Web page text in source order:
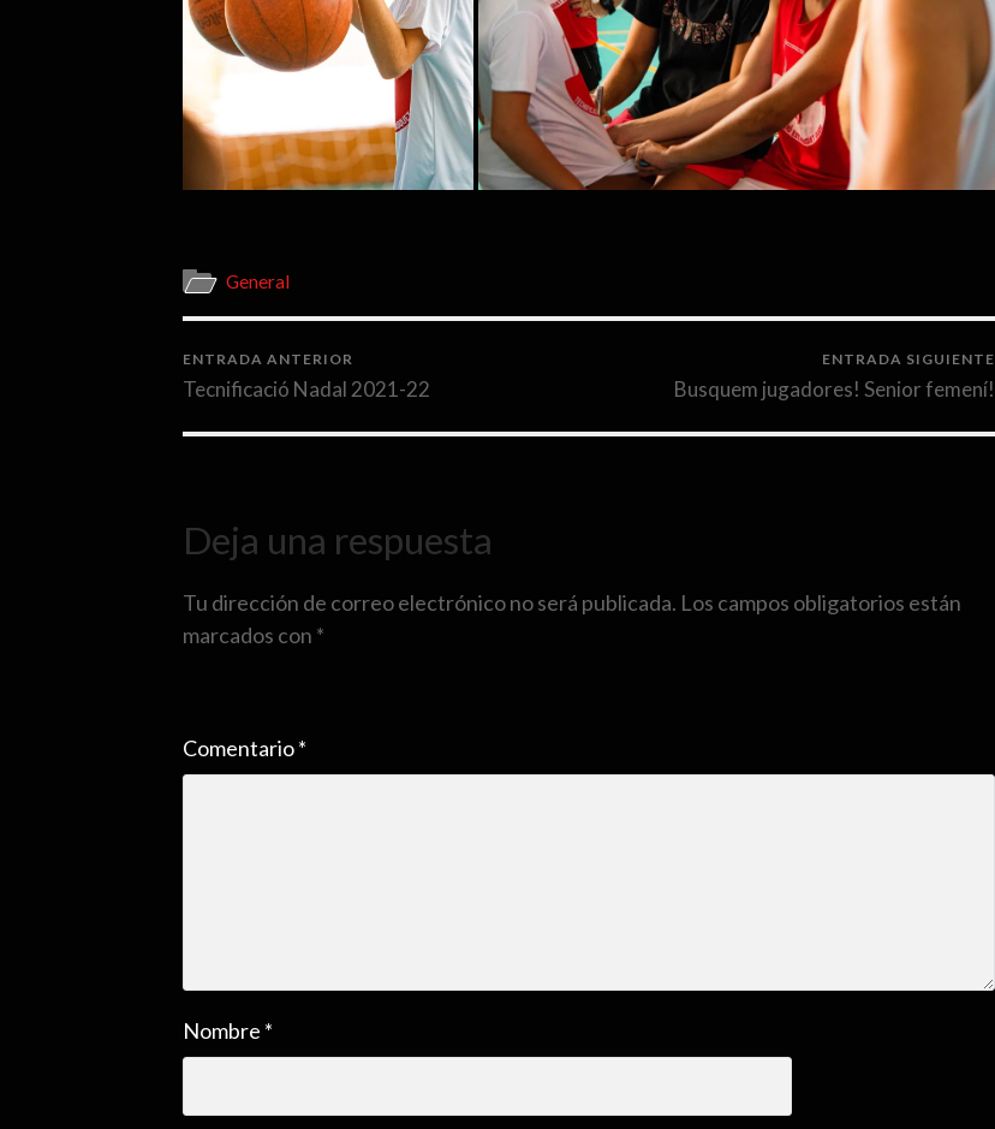
General
ENTRADA ANTERIOR
Tecnificació Nadal 2021-22
ENTRADA SIGUIENTE
Busquem jugadores! Senior femení!
Deja una respuesta
Tu dirección de correo electrónico no será publicada. Los campos obligatorios están
marcados con *
Comentario*
Nombre *